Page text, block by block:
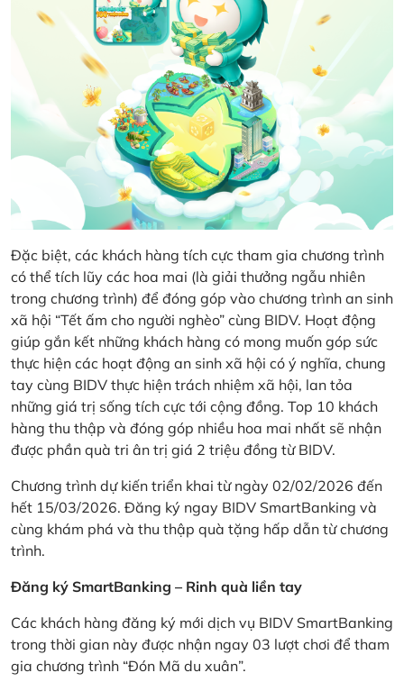
Đặc biệt, các khách hàng tích cực tham gia chương trình
có thể tích lũy các hoa mai (là giải thưởng ngẫu nhiên
trong chương trình) để đóng góp vào chương trình an sinh
xã hội “Tết ấm cho người nghèo” cùng BIDV. Hoạt động
giúp gắn kết những khách hàng có mong muốn góp sức
thực hiện các hoạt động an sinh xã hội có ý nghĩa, chung
tay cùng BIDV thực hiện trách nhiệm xã hội, lan tỏa
những giá trị sống tích cực tới cộng đồng. Top 10 khách
hàng thu thập và đóng góp nhiều hoa mai nhất sẽ nhận
được phần quà tri ân trị giá 2 triệu đồng từ BIDV.
Chương trình dự kiến triển khai từ ngày 02/02/2026 đến
hết 15/03/2026. Đăng ký ngay BIDV SmartBanking và
cùng khám phá và thu thập quà tặng hấp dẫn từ chương
trình.
Đăng ký SmartBanking – Rinh quà liền tay
Các khách hàng đăng ký mới dịch vụ BIDV SmartBanking
trong thời gian này được nhận ngay 03 lượt chơi để tham
gia chương trình “Đón Mã du xuân”.